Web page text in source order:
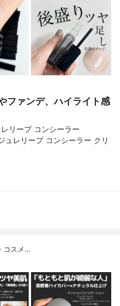
ファンデ、ハイライト感
リープ コンシーラー
レリープ コンシーラー クリ
コスメ…